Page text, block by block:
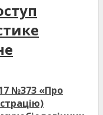
№373 «Про